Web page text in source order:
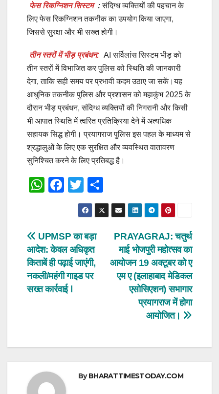
फेस रिकग्निशन सिस्टम :संदिग्ध व्यक्तियों की पहचान के
लिए फेस रिकग्निशन तकनीक का उपयोग किया जाएगा,
जिससे सुरक्षा और भी सख्त होगी।
तीन स्तरों में भीड़ प्रबंधन: AI सर्विलांस सिस्टम भीड़ को
तीन स्तरों में विभाजित कर पुलिस को स्थिति की जानकारी
देगा, ताकि सही समय पर प्रभावी कदम उठाए जा सकें।यह
आधुनिक तकनीक पुलिस और प्रशासन को महाकुंभ 2025 के
दौरान भीड़ प्रबंधन, संदिग्ध व्यक्तियों की निगरानी और किसी
भी आपात स्थिति में त्वरित प्रतिक्रिया देने में अत्यधिक
सहायक सिद्ध होगी। प्रयागराज पुलिस इस पहल के माध्यम से
श्रद्धालुओं के लिए एक सुरक्षित और व्यवस्थित वातावरण
सुनिश्चित करने के लिए प्रतिबद्ध है।
W
s
A
p
p
F
e
b
o
o
k
T
wi
tt
er
h
ar
Post
navigation
PRAYAGRAJ: चतुर्थ
माई भोजपुरी महोत्सव का
आयोजन 19 अक्टूबर को ए
एम ए (इलाहाबाद मेडिकल
एसोसिएशन) सभागार
प्रयागराज में होगा
आयोजित।
UPMSP का बड़ा
आदेश: केवल अधिकृत
किताबें ही पढ़ाई जाएंगी,
नकली/महंगी गाइड पर
सख्त कार्रवाई l
ByBHARATTIMESTODAY.COM